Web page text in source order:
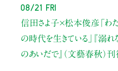
08/21 Fri
信田さよ子×松本俊彦 「わ
の時代を生きている」
『溺
のあいだで』（文藝春秋）